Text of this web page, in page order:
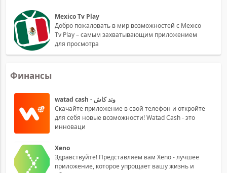
Mexico Tv Play
Добро пожаловать в мир возможностей с Mexico
Tv Play – самым захватывающим приложением
для просмотра
Финансы
watad cash - وتد كاش
Скачайте приложение в свой телефон и откройте
для себя новые возможности! Watad Cash - это
инноваци
Xeno
Здравствуйте! Представляем вам Xeno - лучшее
приложение, которое упрощает вашу жизнь и